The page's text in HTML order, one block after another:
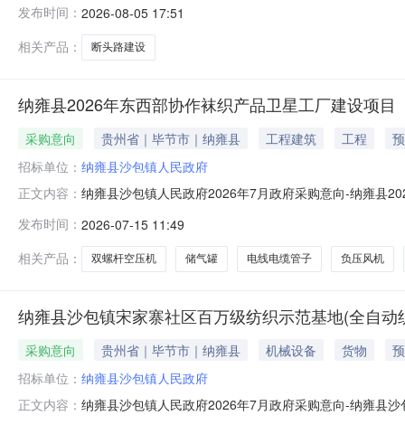
现决定撤销该项目公告，由此给已报名的施工主体带来
发布时间： 2026-08-05 17:51
相关产品：
断头路建设
纳雍县2026年东西部协作袜织产品卫星工厂建设项目
采购意向 贵州省｜毕节市｜纳雍县 工程建筑 工程
招标单位： 纳雍县沙包镇人民政府
正文内容： 纳雍县沙包镇人民政府2026年7月政府采购意向-纳雍县
万元(人民币)采购品目：采购需求概况：采购标的名称：
机7台，1车
发布时间： 2026-07-15 11:49
相关产品：
双螺杆空压机 储气罐 电线电缆管子 负压风机
纳雍县沙包镇宋家寨社区百万级纺织示范基地(全自动
采购意向 贵州省｜毕节市｜纳雍县 机械设备 货物
招标单位： 纳雍县沙包镇人民政府
正文内容： 纳雍县沙包镇人民政府2026年7月政府采购意向-纳雍县